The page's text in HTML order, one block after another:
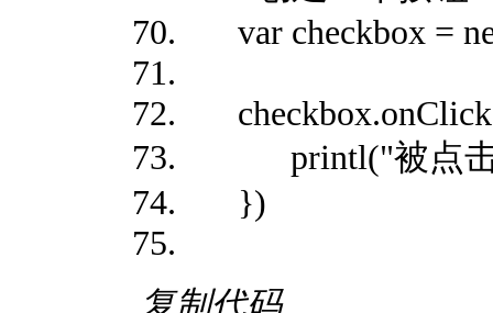
var checkbox =
printl("被点击
})
复制代码